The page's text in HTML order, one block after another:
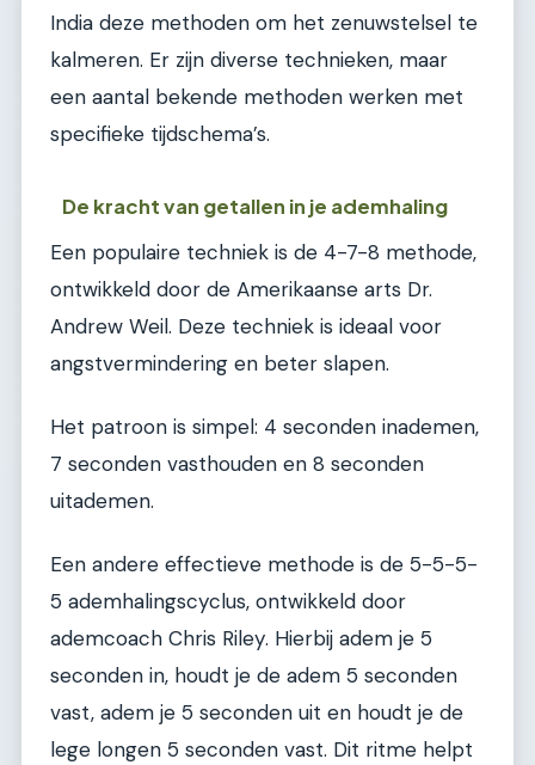
India deze methoden om het zenuwstelsel te
kalmeren. Er zijn diverse technieken, maar
een aantal bekende methoden werken met
specifieke tijdschema’s.
De kracht van getallen in je ademhaling
Een populaire techniek is de 4-7-8 methode,
ontwikkeld door de Amerikaanse arts Dr.
Andrew Weil. Deze techniek is ideaal voor
angstvermindering en beter slapen.
Het patroon is simpel: 4 seconden inademen,
7 seconden vasthouden en 8 seconden
uitademen.
Een andere effectieve methode is de 5-5-5-
5 ademhalingscyclus, ontwikkeld door
ademcoach Chris Riley. Hierbij adem je 5
seconden in, houdt je de adem 5 seconden
vast, adem je 5 seconden uit en houdt je de
lege longen 5 seconden vast. Dit ritme helpt